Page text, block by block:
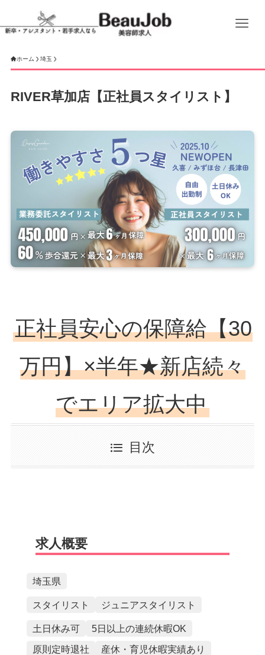
ホーム 埼玉
RIVER草加店【正社員スタイリスト】
正社員安心の保障給【30
万円】×半年★新店続々
でエリア拡大中
目次
求人概要
埼玉県
スタイリスト ジュニアスタイリスト
土日休み可
5日以上の連続休暇OK
原則定時退社
産休・育児休暇実績あり